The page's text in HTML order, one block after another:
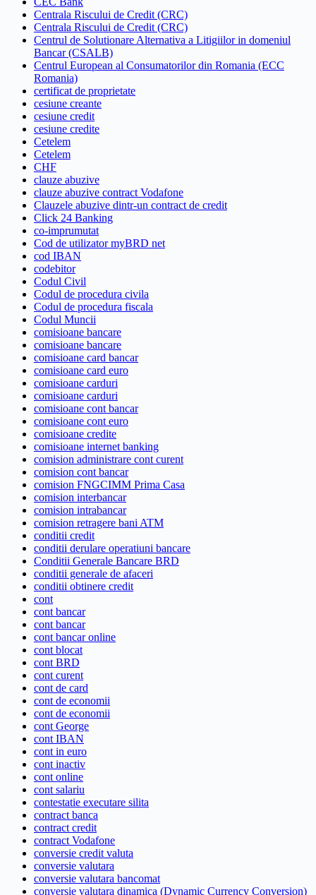
Centrala Riscului de Credit (CRC)
Centrala Riscului de Credit (CRC)
Centrul de Solutionare Alternativa a Litigiilor in domeniul
Bancar (CSALB)
Centrul European al Consumatorilor din Romania (ECC
Romania)
certificat de proprietate
cesiune creante
cesiune credit
cesiune credite
Cetelem
Cetelem
CHF
clauze abuzive
clauze abuzive contract Vodafone
Clauzele abuzive dintr-un contract de credit
Click 24 Banking
co-imprumutat
Cod de utilizator myBRD net
cod IBAN
codebitor
Codul Civil
Codul de procedura civila
Codul de procedura fiscala
Codul Muncii
comisioane bancare
comisioane bancare
comisioane card bancar
comisioane card euro
comisioane carduri
comisioane carduri
comisioane cont bancar
comisioane cont euro
comisioane credite
comisioane internet banking
comision administrare cont curent
comision cont bancar
comision FNGCIMM Prima Casa
comision interbancar
comision intrabancar
comision retragere bani ATM
conditii credit
conditii derulare operatiuni bancare
Conditii Generale Bancare BRD
conditii generale de afaceri
conditii obtinere credit
cont
cont bancar
cont bancar
cont bancar online
cont blocat
cont BRD
cont curent
cont de card
cont de economii
cont de economii
cont George
cont IBAN
cont in euro
cont inactiv
cont online
cont salariu
contestatie executare silita
contract banca
contract credit
contract Vodafone
conversie credit valuta
conversie valutara
conversie valutara bancomat
conversie valutara dinamica (Dynamic Currency Conversion)